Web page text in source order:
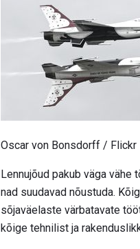
Oscar von Bonsdorff / Flickr
Lennujõud pakub väga
nad suudavad nõustuda.
sõjaväelaste värbatavate
kõige tehnilist ja